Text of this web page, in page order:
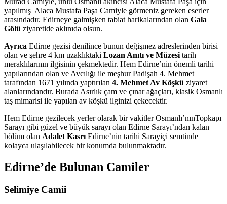
yapılmış Alaca Mustafa Paşa Camiyle görmeniz gereken eserler
arasındadır. Edirneye galmişken tabiat harikalarından olan Gala
Gölü ziyaretide aklınıda olsun.
Ayrıca Edirne gezisi denilince bunun değişmez adreslerinden birisi
olan ve şehre 4 km uzaklıktaki Lozan Anıtı ve Müzesi tarih
meraklılarının ilgisinin çekmektedir. Hem Edirne’nin önemli tarihi
yapılarından olan ve Avcılığı ile meşhur Padişah 4. Mehmet
tarafından 1671 yılında yaptırılan 4. Mehmet Av Köşkü ziyaret
alanlarındandır. Burada Asırlık çam ve çınar ağaçları, klasik Osmanlı
taş mimarisi ile yapılan av köşkü ilginizi çekecektir.
Hem Edirne gezilecek yerler olarak bir vakitler Osmanlı’nınTopkapı
Sarayı gibi güzel ve büyük sarayı olan Edirne Sarayı’ndan kalan
bölüm olan Adalet Kasrı Edirne’nin tarihi Sarayiçi semtinde
kolayca ulaşılabilecek bir konumda bulunmaktadır.
Edirne’de Bulunan Camiler
Selimiye Camii